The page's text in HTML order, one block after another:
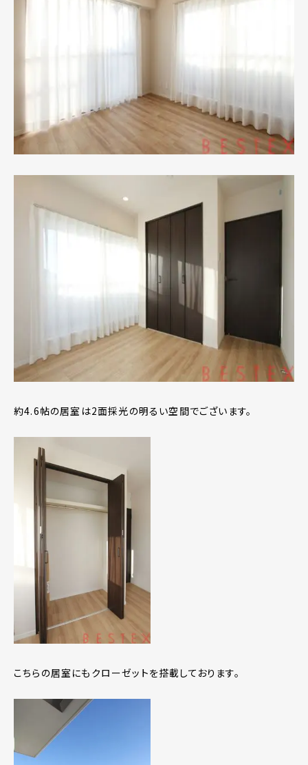
約4.6帖の居室は2面採光の明るい空間でございます。
こちらの居室にもクローゼットを搭載しております。